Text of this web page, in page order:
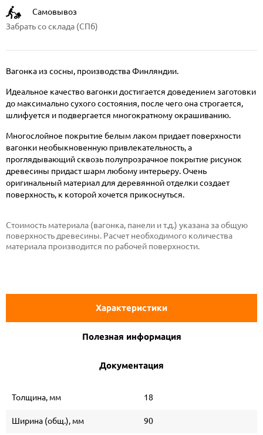
Самовывоз
Забрать со склада (СПб)
Вагонка из сосны, производства Финляндии.
Идеальное качество вагонки достигается доведением заготовки
до максимально сухого состояния, после чего она строгается,
шлифуется и подвергается многократному окрашиванию.
Многослойное покрытие белым лаком придает поверхности
вагонки необыкновенную привлекательность, а
проглядывающий сквозь полупрозрачное покрытие рисунок
древесины придаст шарм любому интерьеру. Очень
оригинальный материал для деревянной отделки создает
поверхность, к которой хочется прикоснуться.
Стоимость материала (вагонка, панели и т.д.) указана за общую
поверхность древесины. Расчет необходимого количества
материала производится по рабочей поверхности.
Характеристики
Полезная информация
Документация
Толщина, мм 18
Ширина (общ.), мм 90